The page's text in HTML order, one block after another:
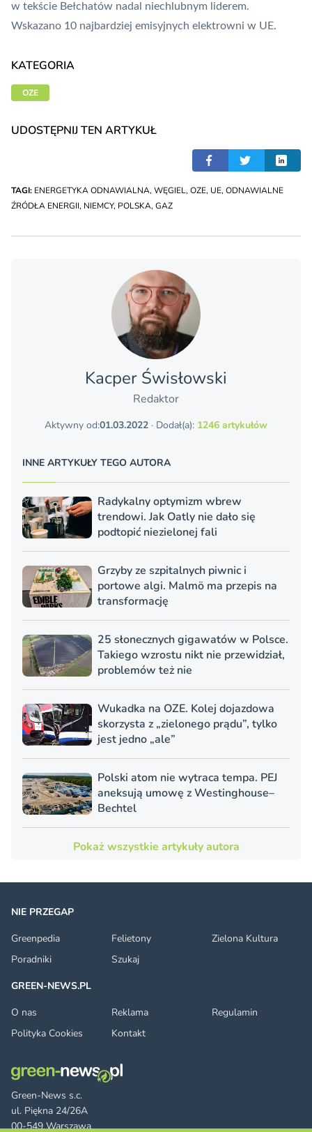
w tekście Bełchatów nadal niechlubnym liderem.
Wskazano 10 najbardziej emisyjnych elektrowni w UE.
KATEGORIA
OZE
UDOSTĘPNIJ TEN ARTYKUŁ
TAGI: ENERGETYKA ODNAWIALNA, WĘGIEL, OZE, UE, ODNAWIALNE
ŹRÓDŁA ENERGII, NIEMCY, POLSKA, GAZ
Kacper Świsło­wski
Redaktor
Aktywny od:01.03.2022 · Dodał(a): 1246 artykułów
INNE ARTYKUŁY TEGO AUTORA
Radykalny optymizm wbrew
trendowi. Jak Oatly nie dało się
podtopić niezielonej fali
Grzyby ze szpitalnych piwnic i
portowe algi. Malmö ma przepis na
transformację
25 słonecznych gigawatów w Polsce.
Takiego wzrostu nikt nie przewidział,
problemów też nie
Wukadka na OZE. Kolej dojazdowa
skorzysta z „zielonego prądu”, tylko
jest jedno „ale”
Polski atom nie wytraca tempa. PEJ
aneksują umowę z Westinghouse–
Bechtel
Pokaż wszystkie artykuły autora
Green-News s.c.
ul. Piękna 24/26A
00-549 Warszawa
NIE PRZEGAP
Greenpedia
Felietony
Zielona Kultura
Poradniki
Szukaj
GREEN-NEWS.PL
O nas
Reklama
Regulamin
Polityka Cookies
Kontakt